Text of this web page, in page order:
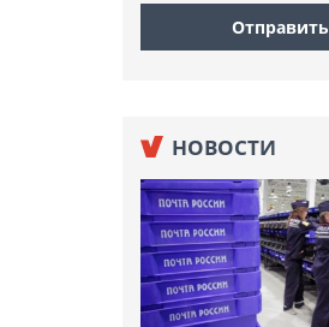
НОВОСТИ